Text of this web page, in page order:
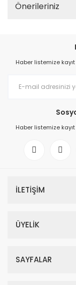
Önerileriniz
Haber listemize
Haber listemize
İLETİŞİM
ÜYELİK
SAYFALAR